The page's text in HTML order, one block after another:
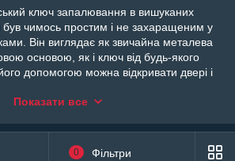
ключ запалювання в вишуканих
був чимось простим і не захаращеним у
Він виглядає як звичайна металева
основою, як і ключ від будь-якого
допомогою можна відкривати двері і
з ключами виробництва іноземних машин
Показати все
0 Фільтри